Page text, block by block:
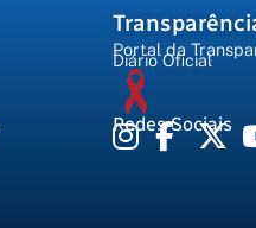
Portal da
Diário Oficial
Redes Sociais